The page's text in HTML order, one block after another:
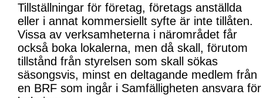
Tillställningar för företag, företags anställda
eller i annat kommersiellt syfte är inte tillåten.
Vissa av verksamheterna i närområdet får
också boka lokalerna, men då skall, förutom
tillstånd från styrelsen som skall sökas
säsongsvis, minst en deltagande medlem från
en BRF som ingår i Samfälligheten ansvara för